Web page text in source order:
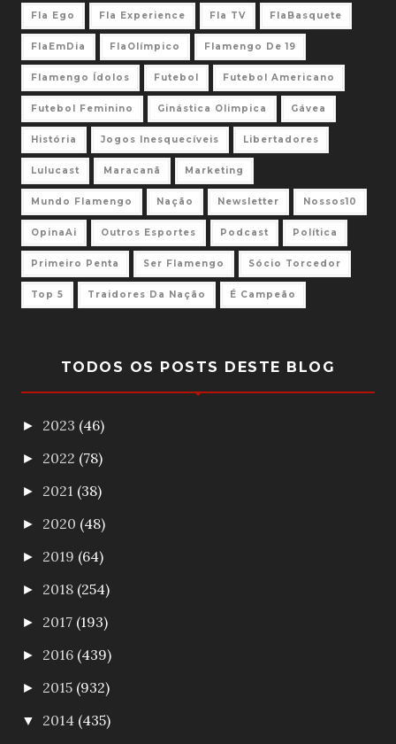
Fla Ego Fla Experience Fla TV FlaBasquete
FlaEmDia FlaOlímpico Flamengo De 19
Flamengo Ídolos Futebol Futebol Americano
Futebol Feminino Ginástica Olimpica Gávea
História Jogos Inesquecíveis Libertadores
Lulucast Maracanã Marketing
Mundo Flamengo Nação Newsletter Nossos10
OpinaAi Outros Esportes Podcast Política
Primeiro Penta Ser Flamengo Sócio Torcedor
Top 5 Traidores Da Nação É Campeão
TODOS OS POSTS DESTE BLOG
► 2023 (46)
► 2022 (78)
► 2021 (38)
► 2020 (48)
► 2019 (64)
► 2018 (254)
► 2017 (193)
► 2016 (439)
► 2015 (932)
▼ 2014 (435)